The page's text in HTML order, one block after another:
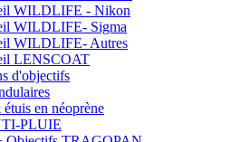
WILDLIFE - Nikon
WILDLIFE- Sigma
WILDLIFE- Autres
LENSCOAT
d'objectifs
en néoprène
PLUIE